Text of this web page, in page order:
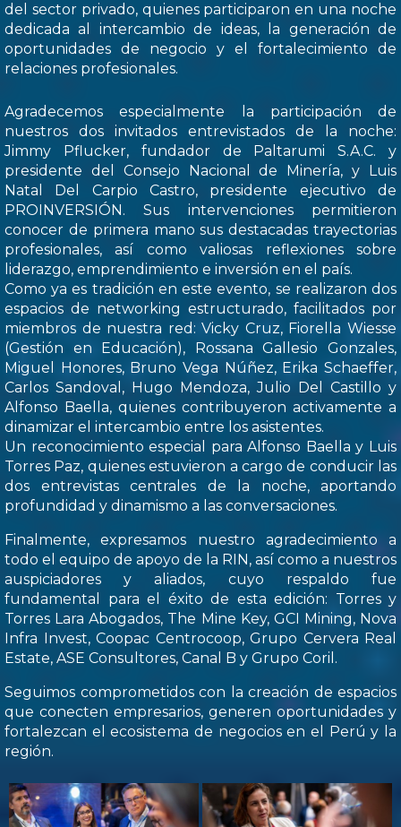
del sector privado, quienes participaron en una noche
dedicada al intercambio de ideas, la generación de
oportunidades de negocio y el fortalecimiento de
relaciones profesionales.
Agradecemos especialmente la participación de
nuestros dos invitados entrevistados de la noche:
Jimmy Pflucker, fundador de Paltarumi S.A.C. y
presidente del Consejo Nacional de Minería, y Luis
Natal Del Carpio Castro, presidente ejecutivo de
PROINVERSIÓN. Sus intervenciones permitieron
conocer de primera mano sus destacadas trayectorias
profesionales, así como valiosas reflexiones sobre
liderazgo, emprendimiento e inversión en el país.
Como ya es tradición en este evento, se realizaron dos
espacios de networking estructurado, facilitados por
miembros de nuestra red: Vicky Cruz, Fiorella Wiesse
(Gestión en Educación), Rossana Gallesio Gonzales,
Miguel Honores, Bruno Vega Núñez, Erika Schaeffer,
Carlos Sandoval, Hugo Mendoza, Julio Del Castillo y
Alfonso Baella, quienes contribuyeron activamente a
dinamizar el intercambio entre los asistentes.
Un reconocimiento especial para Alfonso Baella y Luis
Torres Paz, quienes estuvieron a cargo de conducir las
dos entrevistas centrales de la noche, aportando
profundidad y dinamismo a las conversaciones.
Finalmente, expresamos nuestro agradecimiento a
todo el equipo de apoyo de la RIN, así como a nuestros
auspiciadores y aliados, cuyo respaldo fue
fundamental para el éxito de esta edición: Torres y
Torres Lara Abogados, The Mine Key, GCI Mining, Nova
Infra Invest, Coopac Centrocoop, Grupo Cervera Real
Estate, ASE Consultores, Canal B y Grupo Coril.
Seguimos comprometidos con la creación de espacios
que conecten empresarios, generen oportunidades y
fortalezcan el ecosistema de negocios en el Perú y la
región.